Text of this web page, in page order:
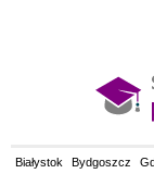
Białystok Bydgoszcz